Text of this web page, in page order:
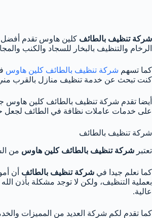
شركة تنظيف بالطائف كلين هاوس تقدم أفضل
الرخام والتنظيف بالبخار للسجاد والكنب
كما تسهم شركة تنظيف بالطائف كلين هاوس
كنت تبحث عن خدمة تنظيف منازل بالقرب
أيضا تقدم شركة تنظيف بالطائف كلين هاوس
على خدمات عاملات نظافة في الطائف لجعل
شركة تنظيف بالطائف
تعتبر شركة تنظيف بالطائف كلين هاوس من
كما نعلم جيدا في شركة تنظيف بالطائف أن
بعملية التنظيف، ولكن لا توجد مشكلة بأذن
عالية.
كما تقدم لكم شركة العديد من المميزات